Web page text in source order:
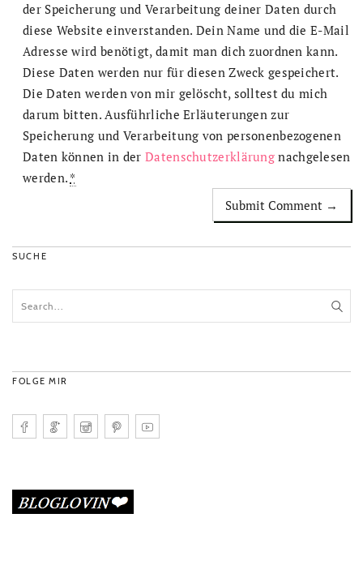
der Speicherung und Verarbeitung deiner Daten durch
diese Website einverstanden. Dein Name und die E-Mail
Adresse wird benötigt, damit man dich zuordnen kann.
Diese Daten werden nur für diesen Zweck gespeichert.
Die Daten werden von mir gelöscht, solltest du mich
darum bitten. Ausführliche Erläuterungen zur
Speicherung und Verarbeitung von personenbezogenen
Daten können in derDatenschutzerklärung nachgelesen
werden. *
SUCHE
FOLGE MIR